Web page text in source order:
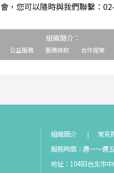
，您可以隨時與我們聯繫：
組織簡介：
公益服務 服務條款 合作提案
組織簡介 常見
服務時間：週一～週
地址：10483台北市